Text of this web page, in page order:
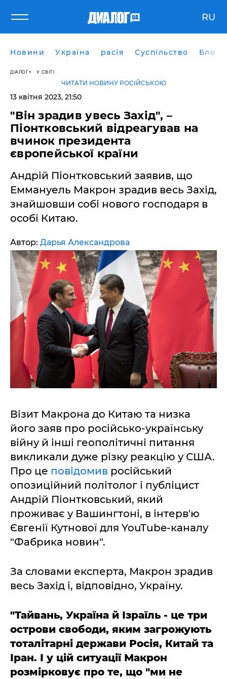
RU
Новини Україна расія Суспільство Блоги
ДІАЛОГ У СВІТІ
ЧИТАТИ НОВИНУ РОСІЙСЬКОЮ
13 квітня 2023, 21:50
"Він зрадив увесь Захід", –
Піонтковський відреагував на
вчинок президента
європейської країни
Андрій Піонтковський заявив, що
Еммануель Макрон зрадив весь Захід,
знайшовши собі нового господаря в
особі Китаю.
Автор: Дарья Александрова
Візит Макрона до Китаю та низка
його заяв про російсько-українську
війну й інші геополітичні питання
викликали дуже різку реакцію у США.
Про це повідомив російський
опозиційний політолог і публіцист
Андрій Піонтковський, який
проживає у Вашингтоні, в інтерв'ю
Євгенії Кутнової для YouTube-каналу
"Фабрика новин".
За словами експерта, Макрон зрадив
весь Захід і, відповідно, Україну.
"Тайвань, Україна й Ізраїль - це три
острови свободи, яким загрожують
тоталітарні держави Росія, Китай та
Іран. І у цій ситуації Макрон
розмірковує про те, що "ми не